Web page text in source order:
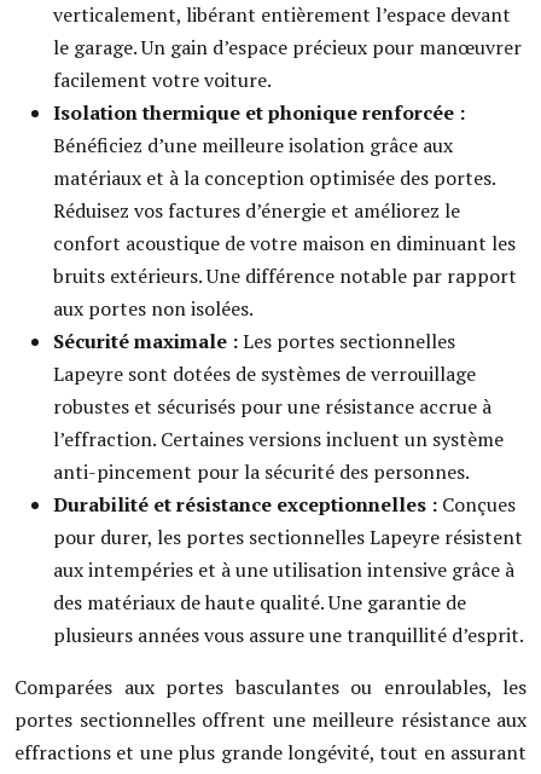
verticalement, libérant entièrement l’espace devant
le garage. Un gain d’espace précieux pour manœuvrer
facilement votre voiture.
Isolation thermique et phonique renforcée :
Bénéficiez d’une meilleure isolation grâce aux
matériaux et à la conception optimisée des portes.
Réduisez vos factures d’énergie et améliorez le
confort acoustique de votre maison en diminuant les
bruits extérieurs. Une différence notable par rapport
aux portes non isolées.
Sécurité maximale :Les portes sectionnelles
Lapeyre sont dotées de systèmes de verrouillage
robustes et sécurisés pour une résistance accrue à
l’effraction. Certaines versions incluent un système
anti-pincement pour la sécurité des personnes.
Durabilité et résistance exceptionnelles : Conçues
pour durer, les portes sectionnelles Lapeyre résistent
aux intempéries et à une utilisation intensive grâce à
des matériaux de haute qualité. Une garantie de
plusieurs années vous assure une tranquillité d’esprit.
Comparées aux portes basculantes ou enroulables, les
portes sectionnelles offrent une meilleure résistance aux
effractions et une plus grande longévité, tout en assurant